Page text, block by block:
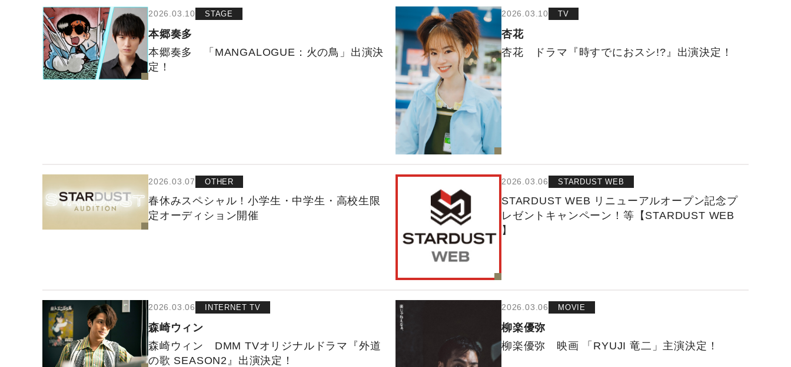
2026.03.10 STAGE
本郷奏多
本郷奏多 「MANGALOGUE：火の鳥」出演決
定！
2026.03.10 TV
杏花
杏花 ドラマ『時すでにおスシ!?』出演決定！
2026.03.07 OTHER
春休みスペシャル！小学生・中学生・高校生限
定オーディション開催
2026.03.06 STARDUST WEB
STARDUST WEB リニューアルオープン記念プ
レゼントキャンペーン！等【STARDUST WEB
】
2026.03.06 INTERNET TV
森崎ウィン
森崎ウィン DMM TVオリジナルドラマ『外道
の歌 SEASON2』出演決定！
2026.03.06 MOVIE
柳楽優弥
柳楽優弥 映画 「RYUJI 竜二」主演決定！